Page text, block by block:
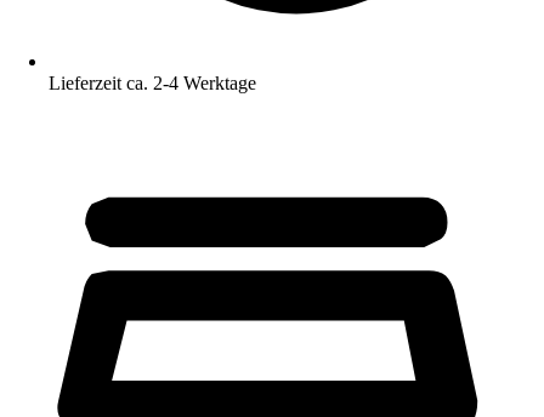
Lieferzeit ca. 2-4 Werktage